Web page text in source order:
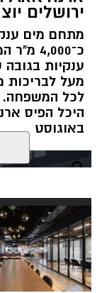
ירושלים
מתחם מים
מעל לבריכות
לכל המשפחה.
באוגוסט